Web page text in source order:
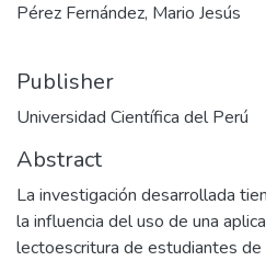
Pérez Fernández, Mario Jesús
Publisher
Universidad Científica del Perú
Abstract
La investigación desarrollada
la influencia del uso de una
lectoescritura de estudiantes de